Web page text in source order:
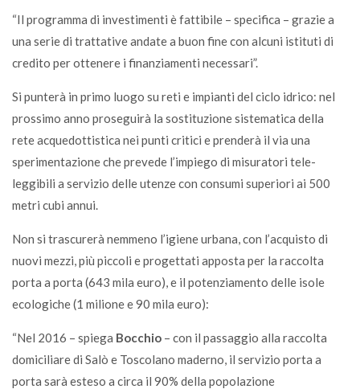
“Il programma di investimenti è fattibile – specifica – grazie a
una serie di trattative andate a buon fine con alcuni istituti di
credito per ottenere i finanziamenti necessari”.
Si punterà in primo luogo su reti e impianti del ciclo idrico: nel
prossimo anno proseguirà la sostituzione sistematica della
rete acquedottistica nei punti critici e prenderà il via una
sperimentazione che prevede l’impiego di misuratori tele-
leggibili a servizio delle utenze con consumi superiori ai 500
metri cubi annui.
Non si trascurerà nemmeno l’igiene urbana, con l’acquisto di
nuovi mezzi, più piccoli e progettati apposta per la raccolta
porta a porta (643 mila euro), e il potenziamento delle isole
ecologiche (1 milione e 90 mila euro):
“Nel 2016 – spiega Bocchio – con il passaggio alla raccolta
domiciliare di Salò e Toscolano maderno, il servizio porta a
porta sarà esteso a circa il 90% della popolazione